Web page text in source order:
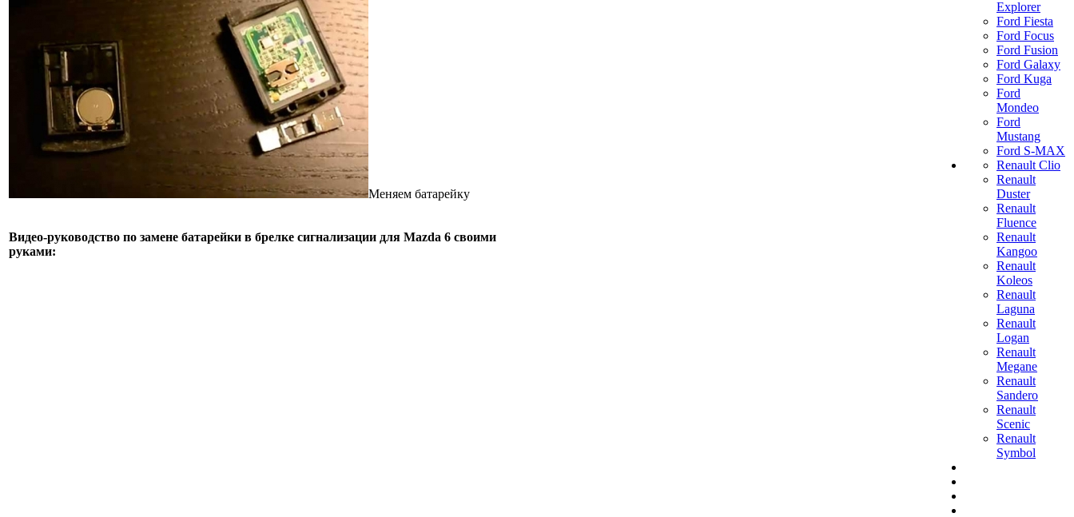
Меняем батарейку
Видео-руководство по замене батарейки в брелке сигнализации для Mazda 6 своими
руками:
Explorer
Ford Fiesta
Ford Focus
Ford Fusion
Ford Galaxy
Ford Kuga
Ford
Mondeo
Ford
Mustang
Ford S-MAX
Renault Clio
Renault
Duster
Renault
Fluence
Renault
Kangoo
Renault
Koleos
Renault
Laguna
Renault
Logan
Renault
Megane
Renault
Sandero
Renault
Scenic
Renault
Symbol